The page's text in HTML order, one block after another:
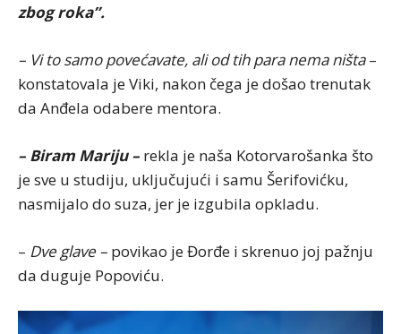
zbog roka”.
– Vi to samo povećavate, ali od tih para nema ništa–
konstatovala je Viki, nakon čega je došao trenutak
da Anđela odabere mentora.
– Biram Mariju – rekla je naša Kotorvarošanka što
je sve u studiju, uključujući i samu Šerifovićku,
nasmijalo do suza, jer je izgubila opkladu.
– Dve glave – povikao je Đorđe i skrenuo joj pažnju
da duguje Popoviću.